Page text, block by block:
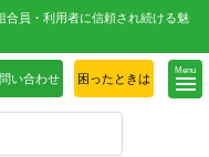
員・利用者に信頼され続ける魅
Menu
い合わせ 困ったときは